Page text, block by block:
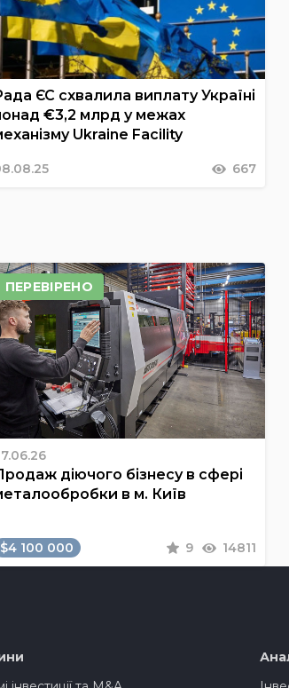
ЄС схвалила виплату Україні
€3,2 млрд у межах
Ukraine Facility
667
ПЕРЕВІРЕНО
діючого бізнесу в сфері
в м. Київ
$4 100 000 9 14811